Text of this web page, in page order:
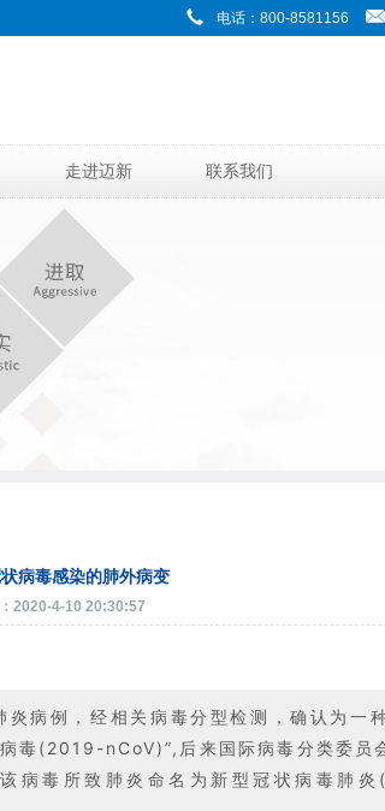
电话：800-8581156
走进迈新 联系我们
病毒感染的肺外病变
2020-4-10 20:30:57
病例，经相关病毒分型检测，确认为一
毒(2019-nCoV)”,后来国际病毒分类委员
病毒所致肺炎命名为新型冠状病毒肺